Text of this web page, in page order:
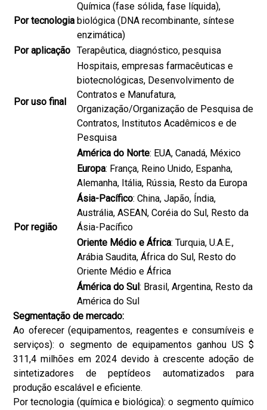
Por tecnologia
Química (fase sólida, fase líquida),
biológica (DNA recombinante, síntese
enzimática)
Por aplicação Terapêutica, diagnóstico, pesquisa
Por uso final
Hospitais, empresas farmacêuticas e
biotecnológicas, Desenvolvimento de
Contratos e Manufatura,
Organização/Organização de Pesquisa de
Contratos, Institutos Acadêmicos e de
Pesquisa
Por região
América do Norte: EUA, Canadá, México
Europa: França, Reino Unido, Espanha,
Alemanha, Itália, Rússia, Resto da Europa
Ásia-Pacífico: China, Japão, Índia,
Austrália, ASEAN, Coréia do Sul, Resto da
Ásia-Pacífico
Oriente Médio e África: Turquia, U.A.E.,
Arábia Saudita, África do Sul, Resto do
Oriente Médio e África
Ámérica do Sul: Brasil, Argentina, Resto da
América do Sul
Segmentação de mercado:
Ao oferecer (equipamentos, reagentes e consumíveis e
serviços): o segmento de equipamentos ganhou US $
311,4 milhões em 2024 devido à crescente adoção de
sintetizadores de peptídeos automatizados para
produção escalável e eficiente.
Por tecnologia (química e biológica): o segmento químico